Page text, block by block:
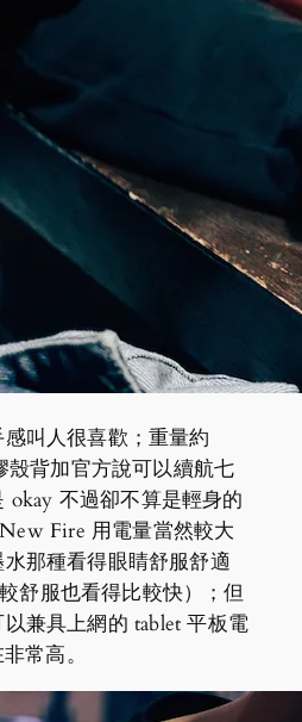
叫人很喜歡；重量約
殼背加官方說可以續航七
okay 不過卻不算是輕身的
Fire 用電量當然較大
那種看得眼睛舒服舒適
舒服也看得比較快）；但
兼具上網的 tablet 平板電
常高。